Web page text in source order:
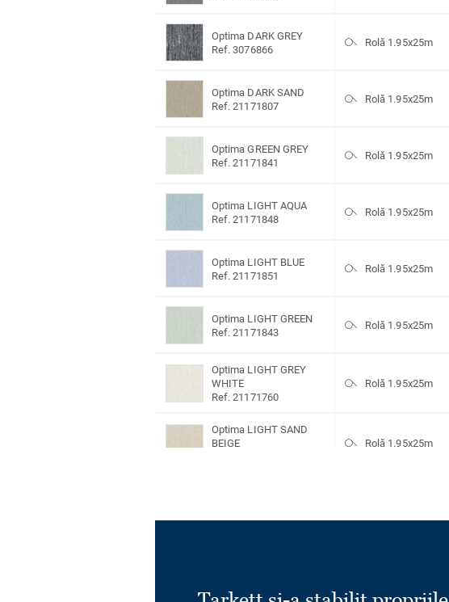
Optima DARK GREY
Ref. 3076866
Rolă 1.95x25m
Optima DARK SAND
Ref. 21171807
Rolă 1.95x25m
Optima GREEN GREY
Ref. 21171841
Rolă 1.95x25m
Optima LIGHT AQUA
Ref. 21171848
Rolă 1.95x25m
Optima LIGHT BLUE
Ref. 21171851
Rolă 1.95x25m
Optima LIGHT GREEN
Ref. 21171843
Rolă 1.95x25m
Optima LIGHT GREY
WHITE
Ref. 21171760
Rolă 1.95x25m
Optima LIGHT SAND
BEIGE
Rolă 1.95x25m